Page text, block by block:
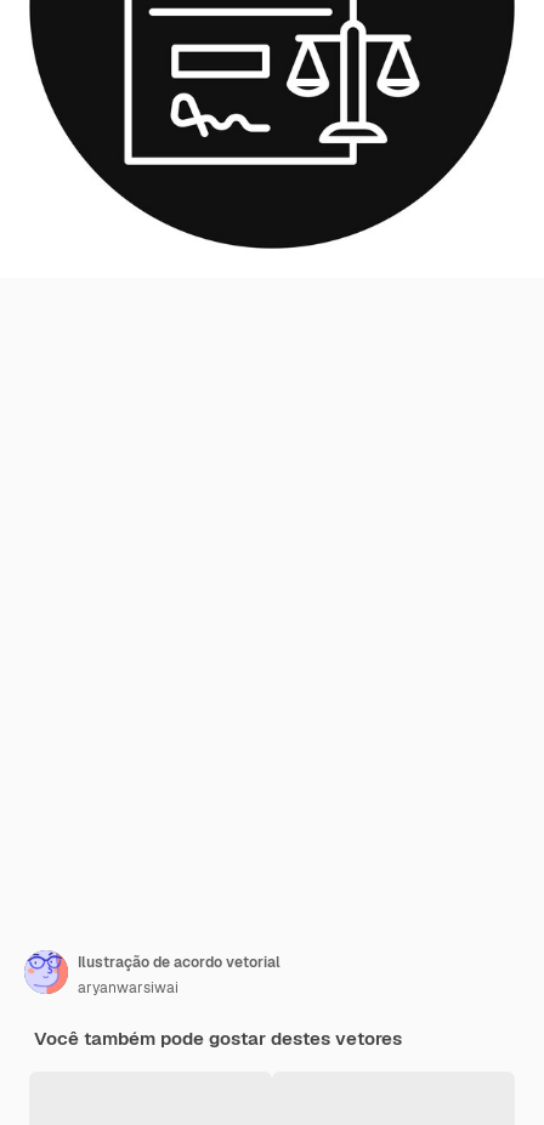
Ilustração de acordo vetorial
aryanwarsiwai
Você também pode gostar destes vetores